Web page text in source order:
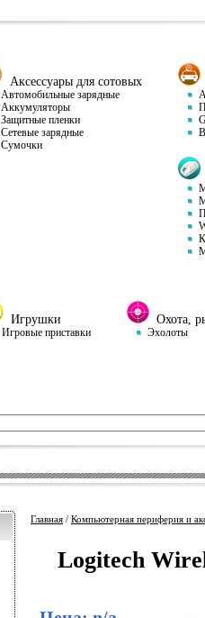
Аксессуары для сотовых
Автомобильные зарядные
Аккумуляторы
Защитные пленки
Сетевые зарядные
Сумочки
Игрушки
Игровые приставки
Охота,
Эхолоты
Главная / Компьютерная периферия и
Logitech